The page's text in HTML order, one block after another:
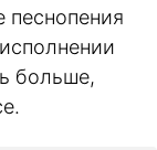
песнопения
больше,